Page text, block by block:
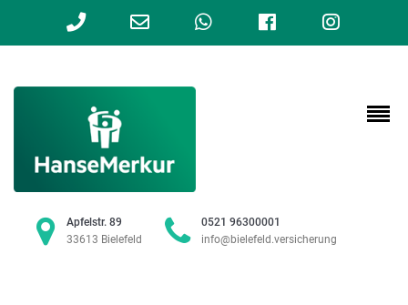
Apfelstr. 89
33613 Bielefeld
0521 96300001
info@bielefeld.versicherung
Phone
calling
Email
WhatsAppFacebook